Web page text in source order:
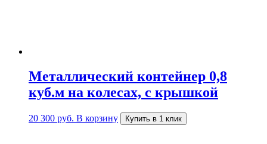
Металлический контейнер 0,8
куб.м на колесах, с крышкой
20 300 руб. В корзину Купить в 1 клик